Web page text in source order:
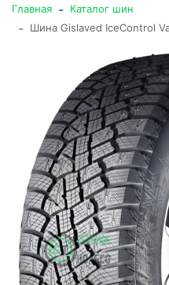
Главная - Каталог шин
- Шина Gislaved IceControl